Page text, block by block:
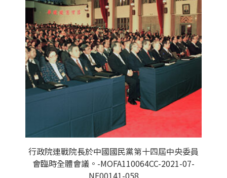
行政院連戰院長於中國國民黨第十四屆中央委員
會臨時全體會議。-MOFA110064CC-2021-07-
NE00141-058